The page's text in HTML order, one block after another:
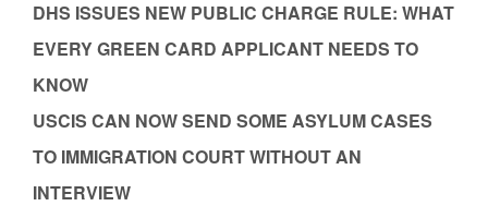
DHS ISSUES NEW PUBLIC CHARGE RULE: WHAT
EVERY GREEN CARD APPLICANT NEEDS TO
KNOW
USCIS CAN NOW SEND SOME ASYLUM CASES
TO IMMIGRATION COURT WITHOUT AN
INTERVIEW